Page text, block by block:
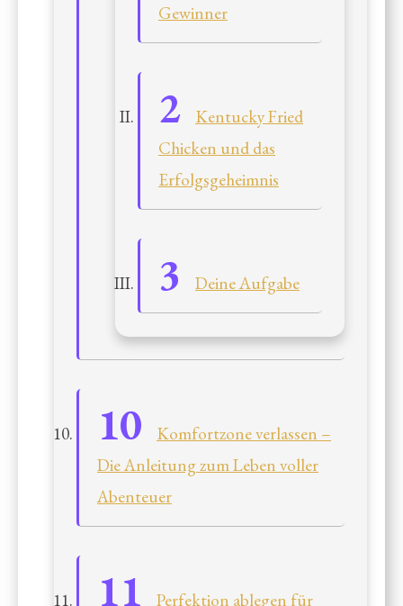
Gewinner
Kentucky Fried
Chicken und das
Erfolgsgeheimnis
Deine Aufgabe
Komfortzone verlassen –
Die Anleitung zum Leben voller
Abenteuer
Perfektion ablegen für